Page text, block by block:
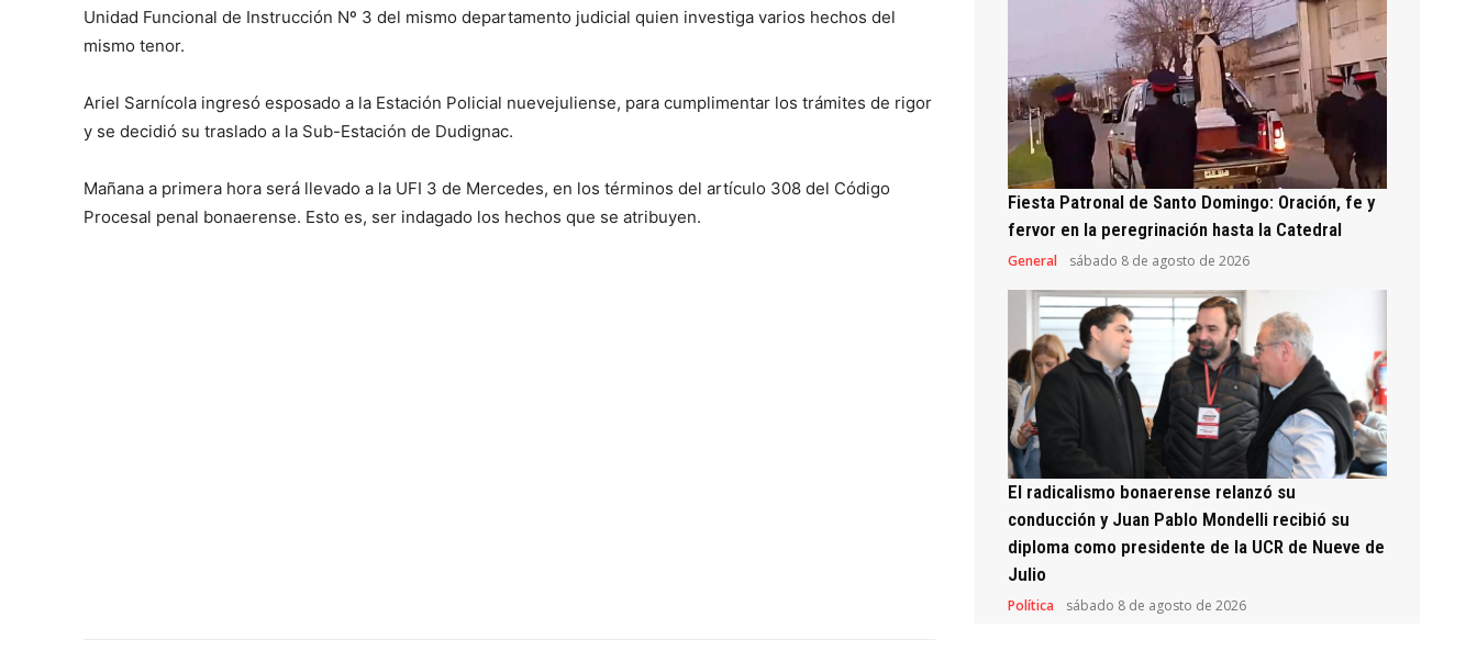
Unidad Funcional de Instrucción Nº 3 del mismo departamento judicial quien investiga varios hechos del
mismo tenor.
Ariel Sarnícola ingresó esposado a la Estación Policial nuevejuliense, para cumplimentar los trámites de rigor
y se decidió su traslado a la Sub-Estación de Dudignac.
Mañana a primera hora será llevado a la UFI 3 de Mercedes, en los términos del artículo 308 del Código
Procesal penal bonaerense. Esto es, ser indagado los hechos que se atribuyen.
Fiesta Patronal de Santo Domingo: Oración, fe y
fervor en la peregrinación hasta la Catedral
General sábado 8 de agosto de 2026
El radicalismo bonaerense relanzó su
conducción y Juan Pablo Mondelli recibió su
diploma como presidente de la UCR de Nueve de
Julio
Política sábado 8 de agosto de 2026